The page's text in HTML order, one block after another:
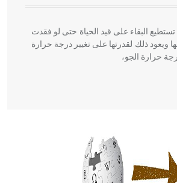
البقاء على قيد الحياة حتى لو فقدت
ويعود ذلك لقدرتها على تغيير درجة حرارة
حرارة الجو،
التغذية، ورسالته في جروح الرأس. ويعود
الطب من الدين والفلسفة.